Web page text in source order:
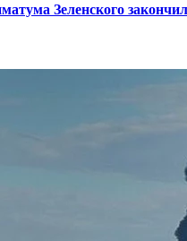
Зеленского